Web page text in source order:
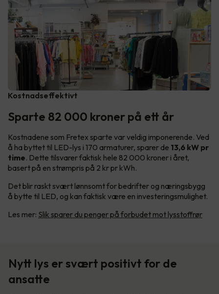
Kostnadseffektivt
Sparte 82 000 kroner på ett år
Kostnadene som Fretex sparte var veldig imponerende. Ved
å ha byttet til LED-lys i 170 armaturer, sparer de 13,6 kW pr
time. Dette tilsvarer faktisk hele 82 000 kroner i året,
basert på en strømpris på 2 kr pr kWh.
Det blir raskt svært lønnsomt for bedrifter og næringsbygg
å bytte til LED, og kan faktisk være en investeringsmulighet.
Les mer: Slik sparer du penger på forbudet mot lysstoffrør
Nytt lys er svært positivt for de
ansatte